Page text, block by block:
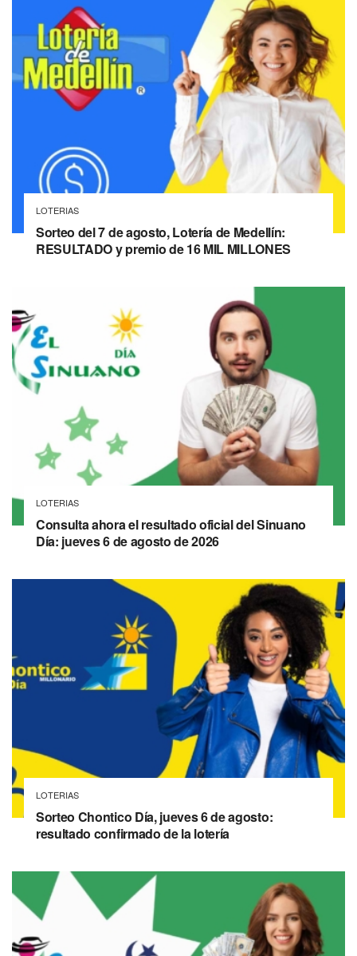
LOTERIAS
Sorteo del 7 de agosto, Lotería de Medellín:
RESULTADO y premio de 16 MIL MILLONES
LOTERIAS
Consulta ahora el resultado oficial del Sinuano
Día: jueves 6 de agosto de 2026
LOTERIAS
Sorteo Chontico Día, jueves 6 de agosto:
resultado confirmado de la lotería